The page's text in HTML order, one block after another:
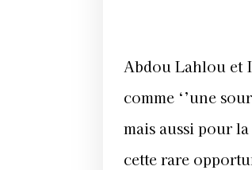
Abdou Lahlou et
comme ‘’une
mais aussi pour
cette rare